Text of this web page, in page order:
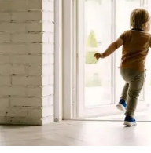
vida social.
A questão central
o
abandono afetivo.
concedida, é
apenas se distanciou
em participar da vida